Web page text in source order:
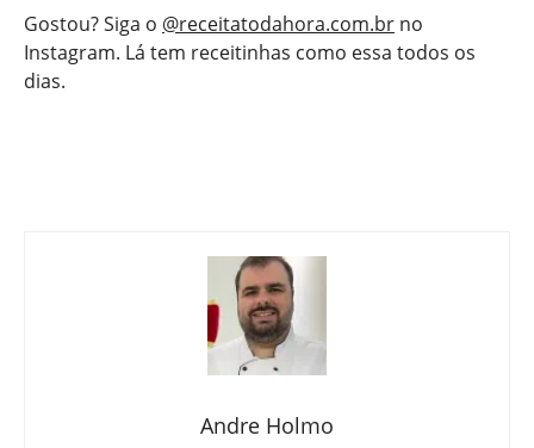
Gostou? Siga o @receitatodahora.com.br no
Instagram. Lá tem receitinhas como essa todos os
dias.
Andre Holmo